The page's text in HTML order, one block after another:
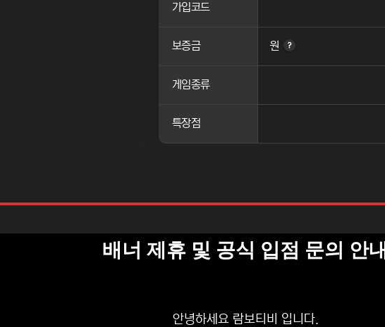
가입코드
보증금 원
게임종류
특장점
배너 제휴 및 공식 입점 문의 안내
안녕하세요 람보티비 입니다.